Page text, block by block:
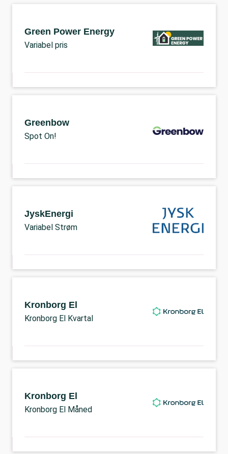
Green Power Energy
Variabel pris
Greenbow
Spot On!
JyskEnergi
Variabel Strøm
Kronborg El
Kronborg El Kvartal
Kronborg El
Kronborg El Måned